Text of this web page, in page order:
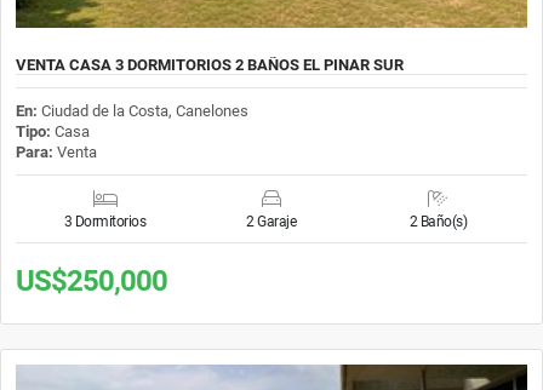
VENTA CASA 3 DORMITORIOS 2 BAÑOS EL PINAR SUR
En: Ciudad de la Costa, Canelones
Tipo: Casa
Para: Venta
3 Dormitorios 2 Garaje 2 Baño(s)
US$250,000